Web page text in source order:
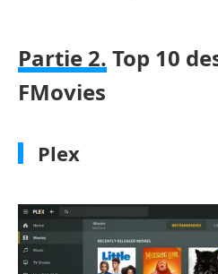
Partie 2. Top 10
FMovies
Plex